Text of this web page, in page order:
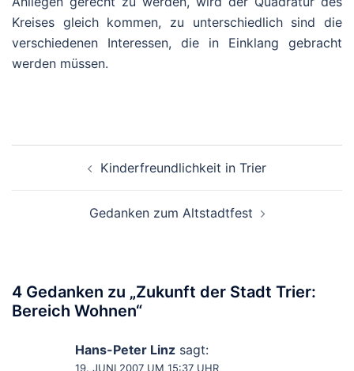
Kreises gleich kommen, zu unterschiedlich sind die
verschiedenen Interessen, die in Einklang gebracht
werden müssen.
Kinderfreundlichkeit in Trier
Gedanken zum Altstadtfest
4 Gedanken zu „Zukunft der Stadt Trier:
Bereich Wohnen“
Hans-Peter Linz sagt:
19. JUNI 2007 UM 15:37 UHR